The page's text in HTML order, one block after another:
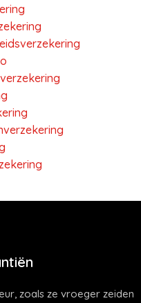
zoals ze vroeger zeiden